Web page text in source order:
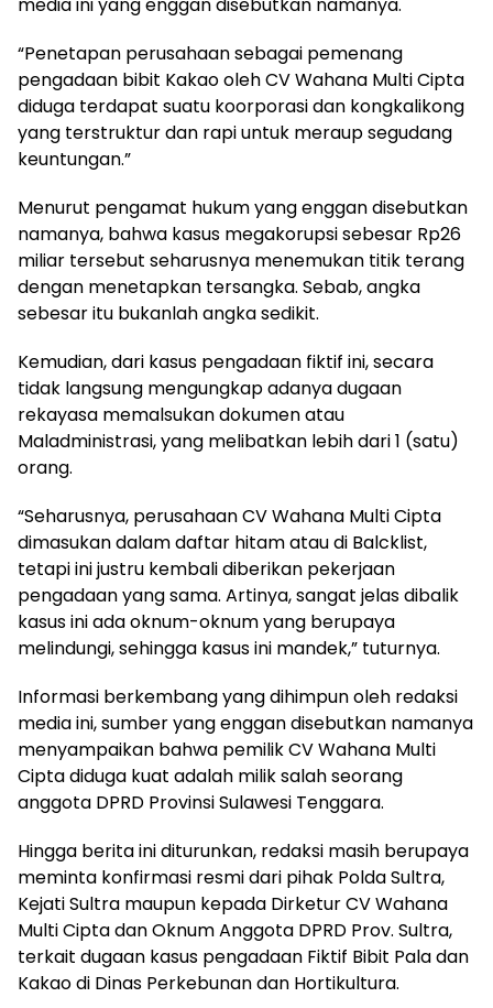
“Penetapan perusahaan sebagai pemenang
pengadaan bibit Kakao oleh CV Wahana Multi Cipta
diduga terdapat suatu koorporasi dan kongkalikong
yang terstruktur dan rapi untuk meraup segudang
keuntungan.”
Menurut pengamat hukum yang enggan disebutkan
namanya, bahwa kasus megakorupsi sebesar Rp26
miliar tersebut seharusnya menemukan titik terang
dengan menetapkan tersangka. Sebab, angka
sebesar itu bukanlah angka sedikit.
Kemudian, dari kasus pengadaan fiktif ini, secara
tidak langsung mengungkap adanya dugaan
rekayasa memalsukan dokumen atau
Maladministrasi, yang melibatkan lebih dari 1 (satu)
orang.
“Seharusnya, perusahaan CV Wahana Multi Cipta
dimasukan dalam daftar hitam atau di Balcklist,
tetapi ini justru kembali diberikan pekerjaan
pengadaan yang sama. Artinya, sangat jelas dibalik
kasus ini ada oknum-oknum yang berupaya
melindungi, sehingga kasus ini mandek,” tuturnya.
Informasi berkembang yang dihimpun oleh redaksi
media ini, sumber yang enggan disebutkan namanya
menyampaikan bahwa pemilik CV Wahana Multi
Cipta diduga kuat adalah milik salah seorang
anggota DPRD Provinsi Sulawesi Tenggara.
Hingga berita ini diturunkan, redaksi masih berupaya
meminta konfirmasi resmi dari pihak Polda Sultra,
Kejati Sultra maupun kepada Dirketur CV Wahana
Multi Cipta dan Oknum Anggota DPRD Prov. Sultra,
terkait dugaan kasus pengadaan Fiktif Bibit Pala dan
Kakao di Dinas Perkebunan dan Hortikultura.